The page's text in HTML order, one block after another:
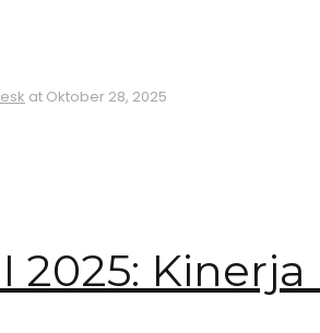
at Oktober 28, 2025
2025: